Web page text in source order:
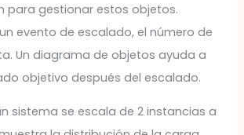
para gestionar estos objetos.
evento de escalado, el número de
Un diagrama de objetos ayuda a
objetivo después del escalado.
sistema se escala de 2 instancias a